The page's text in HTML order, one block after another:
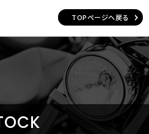
TOPページへ戻る